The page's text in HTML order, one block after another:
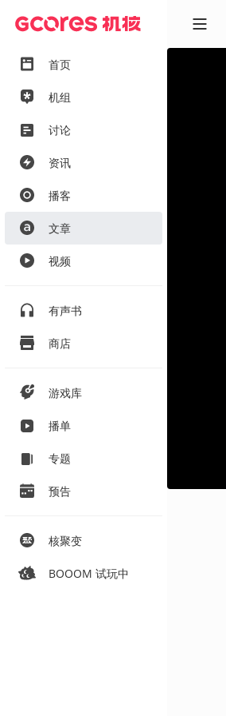
首页
机组
讨论
资讯
播客
文章
视频
有声书
商店
游戏库
播单
专题
预告
核聚变
BOOOM 试玩中